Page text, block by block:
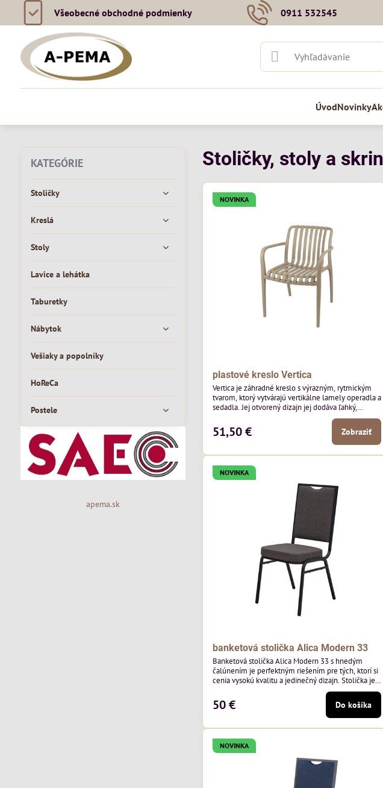
Všeobecné obchodné podmienky 0911 532545
ÚvodNovinky
Stoličky, stoly a
NOVINKA
plastové kreslo Vertica
Vertica je záhradné kreslo s výrazným, rytmickým
tvarom, ktorý vytvárajú vertikálne lamely operadla a
sedadla. Jej otvorený dizajn jej dodáva ľahký,
vzdušný vzhľad a robí z nej perfektný doplnok
moderných vonkajších priestorov. Tento model púta
pozornosť svojimi detailmi bez toho, aby dominoval
priestoru. Bude vyzerať skvele vo vonkajších
jedálenských priestoroch, pri bistrových stoloch a
v...
51,50 € Zobraziť
NOVINKA
banketová stolička Alica Modern 33
Banketová stolička Alica Modern 33 s hnedým
čalúnením je perfektným riešením pre tých, ktorí si
cenia vysokú kvalitu a jedinečný dizajn. Stolička je
výnimočná použitím vysoko kvalitného hnedého
čalúnenia Mossa 29 od poľského výrobcu Davis
ktorého látka má hmotnosť 325 g/m², čo zaručuje
výnimočnú odolnosť a pohodlie. Okrem toho je
látka vybavená technológiou Easy-Clean, vďaka
ktorej sa ľahko...
50 € Do košíka
NOVINKA
KATEGÓRIE
Stoličky
Kreslá
Stoly
Lavice a lehátka
Taburetky
Nábytok
Vešiaky a popolníky
HoReCa
Postele
apema.sk